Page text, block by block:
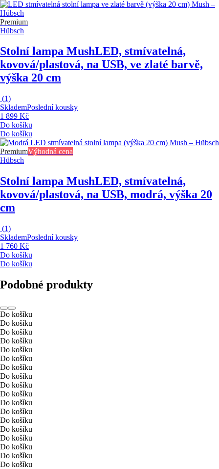
Premium
Hübsch
Stolní lampa MushLED, stmívatelná,
kovová/plastová, na USB, ve zlaté barvě,
výška 20 cm
(1)
SklademPoslední kousky
1 899 Kč
Do košíku
Do košíku
PremiumVýhodná cena
Hübsch
Stolní lampa MushLED, stmívatelná,
kovová/plastová, na USB, modrá, výška 20
cm
(1)
SklademPoslední kousky
1 760 Kč
Do košíku
Do košíku
Podobné produkty
Do košíku
Do košíku
Do košíku
Do košíku
Do košíku
Do košíku
Do košíku
Do košíku
Do košíku
Do košíku
Do košíku
Do košíku
Do košíku
Do košíku
Do košíku
Do košíku
Do košíku
Do košíku